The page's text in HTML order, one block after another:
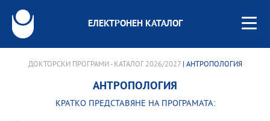
ЕЛЕКТРОНЕН КАТАЛОГ
ДОКТОРСКИ ПРОГРАМИ - КАТАЛОГ 2026/2027| АНТРОПОЛОГИЯ
АНТРОПОЛОГИЯ
КРАТКО ПРЕДСТАВЯНЕ НА ПРОГРАМАТА: